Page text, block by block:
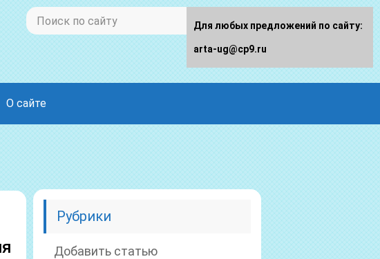
О сайте
Рубрики
Добавить статью
Для любых предложений по сайту:
arta-ug@cp9.ru